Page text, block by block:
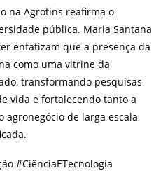
na Agrotins reafirma o
pública. Maria Santana
enfatizam que a presença da
como uma vitrine da
transformando pesquisas
vida e fortalecendo tanto a
de larga escala
#CiênciaETecnologia